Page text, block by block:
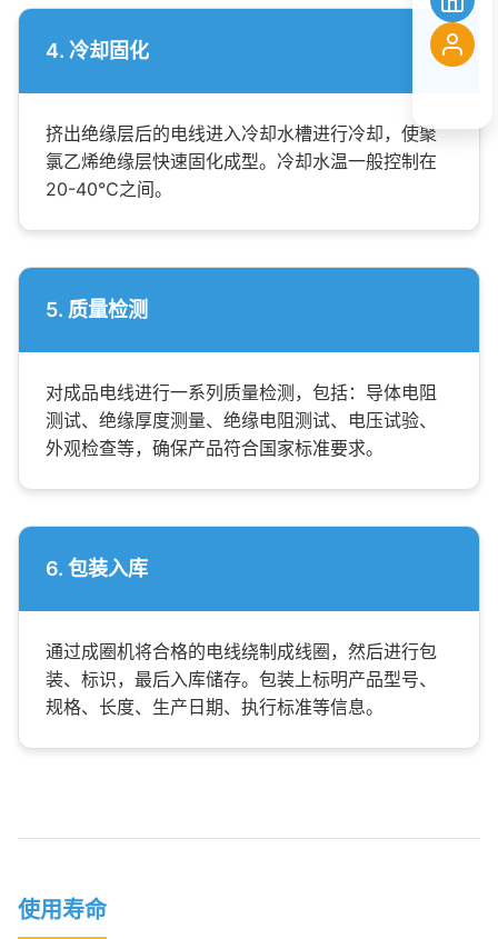
4. 冷却固化
挤出绝缘层后的电线进入冷却水槽进行冷却，使聚
氯乙烯绝缘层快速固化成型。冷却水温一般控制在
20-40℃之间。
5. 质量检测
对成品电线进行一系列质量检测，包括：导体电阻
测试、绝缘厚度测量、绝缘电阻测试、电压试验、
外观检查等，确保产品符合国家标准要求。
6. 包装入库
通过成圈机将合格的电线绕制成线圈，然后进行包
装、标识，最后入库储存。包装上标明产品型号、
规格、长度、生产日期、执行标准等信息。
使用寿命